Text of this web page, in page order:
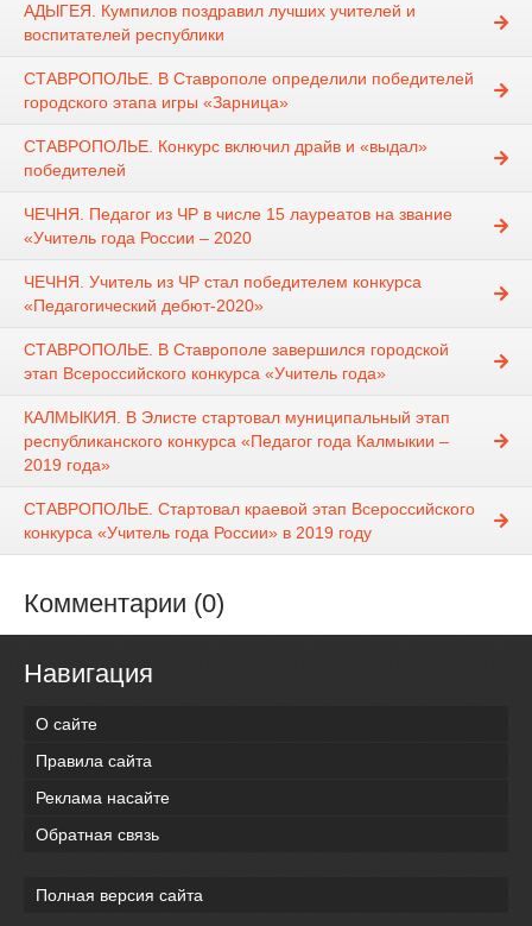
АДЫГЕЯ. Кумпилов поздравил лучших учителей и
воспитателей республики
СТАВРОПОЛЬЕ. В Ставрополе определили победителей
городского этапа игры «Зарница»
СТАВРОПОЛЬЕ. Конкурс включил драйв и «выдал»
победителей
ЧЕЧНЯ. Педагог из ЧР в числе 15 лауреатов на звание
«Учитель года России – 2020
ЧЕЧНЯ. Учитель из ЧР стал победителем конкурса
«Педагогический дебют-2020»
СТАВРОПОЛЬЕ. В Ставрополе завершился городской
этап Всероссийского конкурса «Учитель года»
КАЛМЫКИЯ. В Элисте стартовал муниципальный этап
республиканского конкурса «Педагог года Калмыкии –
2019 года»
СТАВРОПОЛЬЕ. Стартовал краевой этап Всероссийского
конкурса «Учитель года России» в 2019 году
Комментарии (0)
Навигация
О сайте
Правила сайта
Реклама насайте
Обратная связь
Полная версия сайта